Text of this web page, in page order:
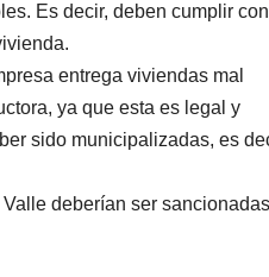
Es decir, deben cumplir
entrega viviendas mal
ya que esta es legal y
sido municipalizadas, es
deberían ser